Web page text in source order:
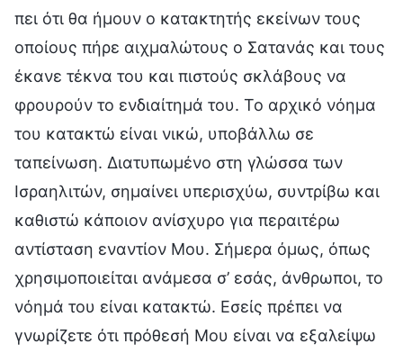
πει ότι θα ήμουν ο κατακτητής εκείνων τους
οποίους πήρε αιχμαλώτους ο Σατανάς και τους
έκανε τέκνα του και πιστούς σκλάβους να
φρουρούν το ενδιαίτημά του. Το αρχικό νόημα
του κατακτώ είναι νικώ, υποβάλλω σε
ταπείνωση. Διατυπωμένο στη γλώσσα των
Ισραηλιτών, σημαίνει υπερισχύω, συντρίβω και
καθιστώ κάποιον ανίσχυρο για περαιτέρω
αντίσταση εναντίον Μου. Σήμερα όμως, όπως
χρησιμοποιείται ανάμεσα σ’ εσάς, άνθρωποι, το
νόημά του είναι κατακτώ. Εσείς πρέπει να
γνωρίζετε ότι πρόθεσή Μου είναι να εξαλείψω